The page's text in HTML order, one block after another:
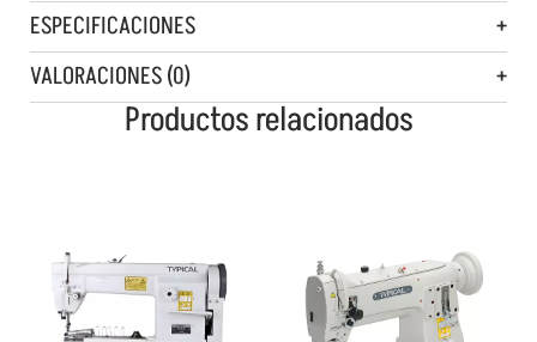
ESPECIFICACIONES
VALORACIONES (0)
Productos relacionados